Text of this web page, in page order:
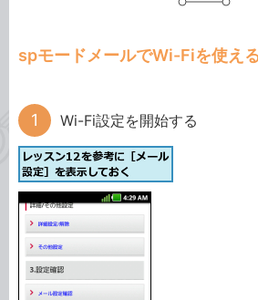
spモードメールでWi-Fiを使え
Wi-Fi設定を開始する